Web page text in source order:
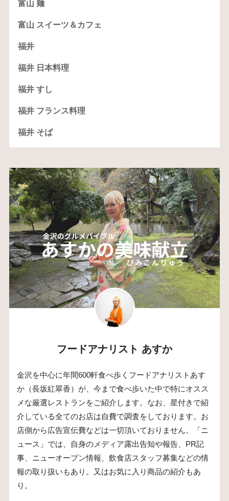
富山 麺
富山 スイーツ＆カフェ
福井
福井 日本料理
福井 すし
福井 フランス料理
福井 そば
フードアナリスト あすか
金沢を中心に年間600軒食べ歩くフードアナリストあす
か（長坂紅翠香）が、今まで食べ歩いた中で特にオスス
メな厳選レストランをご紹介します。なお、星付きで紹
介している全てのお店は自費で調査をしております。お
店側から広告宣伝費などは一切頂いておりません。「ニ
ュース」では、自身のメディア露出告知や報告、PR記
事、ニューオープン情報、飲食店スタッフ募集などの情
報の取り扱いもあり。又はお気に入り商品の紹介もあ
り。